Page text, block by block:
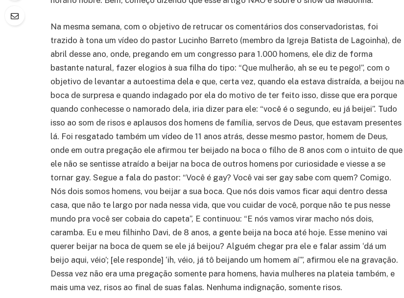
Na mesma semana, com o objetivo de retrucar os comentários dos conservadoristas, foi
trazido à tona um vídeo do pastor Lucinho Barreto (membro da Igreja Batista de Lagoinha), de
abril desse ano, onde, pregando em um congresso para 1.000 homens, ele diz de forma
bastante natural, fazer elogios à sua filha do tipo: “Que mulherão, ah se eu te pego!”, com o
objetivo de levantar a autoestima dela e que, certa vez, quando ela estava distraída, a beijou na
boca de surpresa e quando indagado por ela do motivo de ter feito isso, disse que era porque
quando conhecesse o namorado dela, iria dizer para ele: “você é o segundo, eu já beijei”. Tudo
isso ao som de risos e aplausos dos homens de família, servos de Deus, que estavam presentes
lá. Foi resgatado também um vídeo de 11 anos atrás, desse mesmo pastor, homem de Deus,
onde em outra pregação ele afirmou ter beijado na boca o filho de 8 anos com o intuito de que
ele não se sentisse atraído a beijar na boca de outros homens por curiosidade e viesse a se
tornar gay. Segue a fala do pastor: “Você é gay? Você vai ser gay sabe com quem? Comigo.
Nós dois somos homens, vou beijar a sua boca. Que nós dois vamos ficar aqui dentro dessa
casa, que não te largo por nada nessa vida, que vou cuidar de você, porque não te pus nesse
mundo pra você ser cobaia do capeta”, E continuou: “E nós vamos virar macho nós dois,
caramba. Eu e meu filhinho Davi, de 8 anos, a gente beija na boca até hoje. Esse menino vai
querer beijar na boca de quem se ele já beijou? Alguém chegar pra ele e falar assim ‘dá um
beijo aqui, véio’; [ele responde] ‘ih, véio, já tô beijando um homem aí’”, afirmou ele na gravação.
Dessa vez não era uma pregação somente para homens, havia mulheres na plateia também, e
mais uma vez, risos ao final de suas falas. Nenhuma indignação, somente risos.